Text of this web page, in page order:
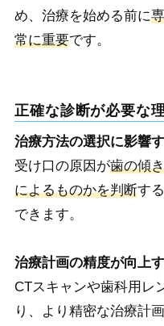
め、治療を始める前に
常に重要です。
正確な診断が必要な
治療方法の選択に影響す
受け口の原因が歯の傾
によるものかを判断す
できます。
治療計画の精度が向上す
CTスキャンや歯科用レ
り、より精密な治療計